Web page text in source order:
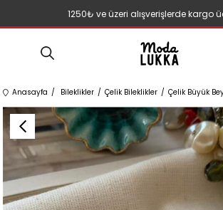
1250₺ ve üzeri alışverişlerde kargo
Anasayfa Bileklikler Çelik Bileklikler Çelik Büyük